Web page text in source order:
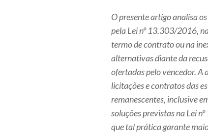
O presente artigo analisa
pela Lei nº 13.303/2016,
termo de contrato ou na
alternativas diante da
ofertadas pelo vencedor. A
licitações e contratos das
remanescentes, inclusive
soluções previstas na Lei
que tal prática garante